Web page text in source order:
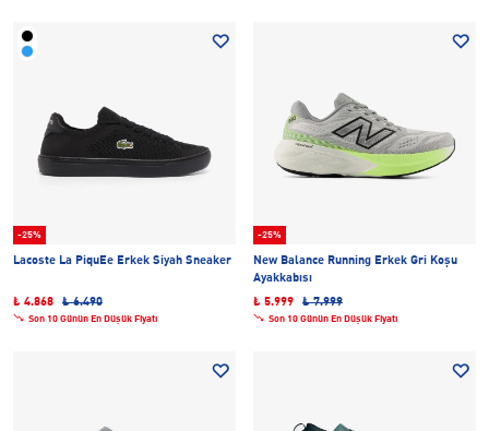
-25%
Lacoste La PiquEe Erkek Siyah Sneaker
₺ 4.868 ₺ 6.490
Son 10 Günün En Düşük Fiyatı
-25%
New Balance Running Erkek Gri Koşu
Ayakkabısı
₺ 5.999
₺ 7.999
Son 10 Günün En Düşük Fiyatı